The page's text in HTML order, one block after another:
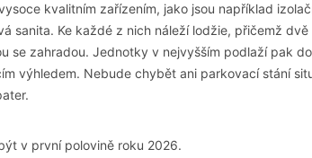
kvalitním zařízením, jako jsou například
sanita. Ke každé z nich náleží lodžie, přičemž
se zahradou. Jednotky v nejvyšším podlaží pak
výhledem. Nebude chybět ani parkovací stání
v první polovině roku 2026.